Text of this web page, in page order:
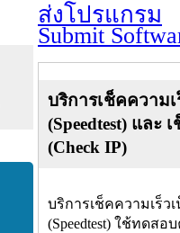
ส่งโปรแกรม
Submit
บริการเช็คความเ
(Speedtest) และ
(Check IP)
บริการเช็คความเร็ว
(Speedtest) ใช้ทดสอ